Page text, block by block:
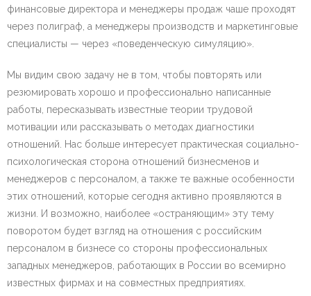
финансовые директора и менеджеры продаж чаше проходят
через полиграф, а менеджеры производств и маркетинговые
специалисты — через «поведенческую симуляцию».
Мы видим свою задачу не в том, чтобы повторять или
резюмировать хорошо и профессионально написанные
работы, пересказывать известные теории трудовой
мотивации или рассказывать о методах диагностики
отношений. Нас больше интересует практическая социально-
психологическая сторона отношений бизнесменов и
менеджеров с персоналом, а также те важные особенности
этих отношений, которые сегодня активно проявляются в
жизни. И возможно, наиболее «остраняющим» эту тему
поворотом будет взгляд на отношения с российским
персоналом в бизнесе со стороны профессиональных
западных менеджеров, работающих в России во всемирно
известных фирмах и на совместных предприятиях.